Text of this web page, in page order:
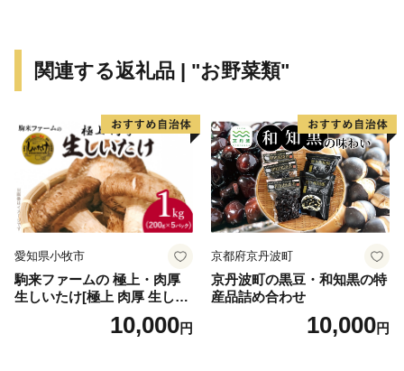
関連する返礼品 | "お野菜類"
愛知県小牧市
駒来ファームの 極上・肉厚
生しいたけ[極上 肉厚 生しい
たけ 生シイタケ 生椎茸 安心
安全 国産 採れたて 新鮮 きの
10,000円
京都府京丹波町
京丹波町の黒豆・和知黒の特
産品詰め合わせ
10,000円